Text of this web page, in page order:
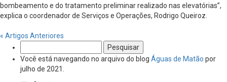
bombeamento e do tratamento preliminar realizado nas elevatórias”,
explica o coordenador de Serviços e Operações, Rodrigo Queiroz.
« Artigos Anteriores
por:
Você está navegando no arquivo do blog Águas de Matão por
julho de 2021.